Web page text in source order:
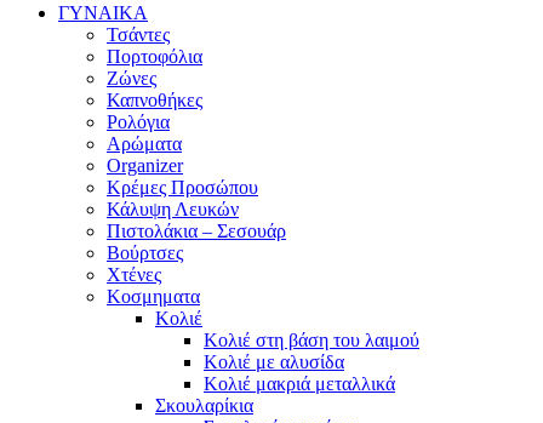
ΓΥΝΑΙΚΑ
Τσάντες
Πορτοφόλια
Ζώνες
Καπνοθήκες
Ρολόγια
Αρώματα
Organizer
Κρέμες Προσώπου
Κάλυψη Λευκών
Πιστολάκια – Σεσουάρ
Βούρτσες
Χτένες
Κοσμηματα
Κολιέ
Κολιέ στη βάση του λαιμού
Κολιέ με αλυσίδα
Κολιέ μακριά μεταλλικά
Σκουλαρίκια